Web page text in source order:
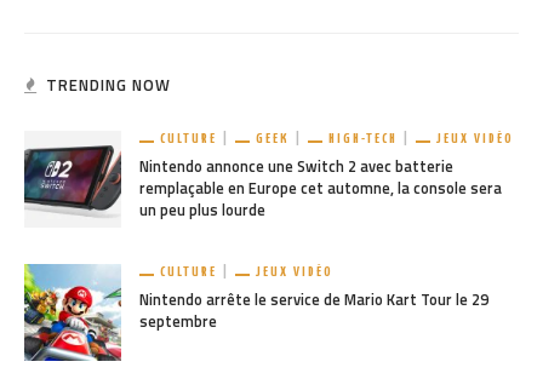
TRENDING NOW
CULTURE GEEK HIGH-TECH JEUX VIDÉO
Nintendo annonce une Switch 2 avec batterie
remplaçable en Europe cet automne, la console sera
un peu plus lourde
CULTURE JEUX VIDÉO
Nintendo arrête le service de Mario Kart Tour le 29
septembre